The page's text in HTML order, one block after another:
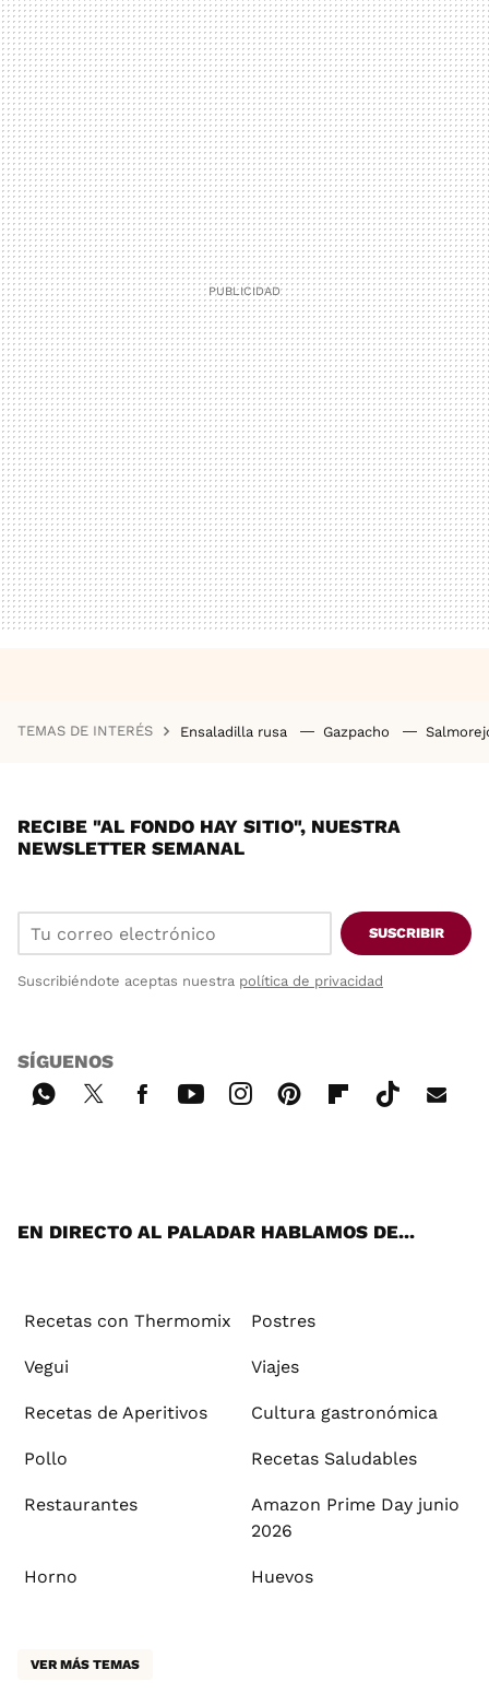
TEMAS DE INTERÉS Ensaladilla rusa Gazpacho
RECIBE "AL FONDO HAY SITIO", NUESTRA
NEWSLETTER SEMANAL
SUSCRIBIR
Suscribiéndote aceptas nuestra política de privacidad
SÍGUENOS
EN DIRECTO AL PALADAR HABLAMOS DE...
Recetas con Thermomix Postres
Vegui Viajes
Recetas de Aperitivos Cultura gastronómica
Pollo Recetas Saludables
Restaurantes
Amazon Prime Day junio
2026
Horno Huevos
VER MÁS TEMAS